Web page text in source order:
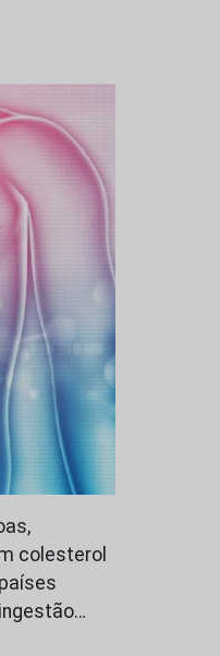
colesterol